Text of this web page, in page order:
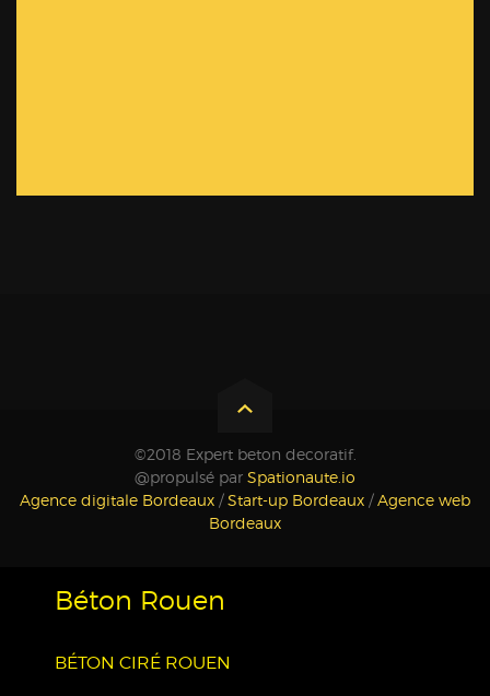
©2018 Expert beton decoratif.
@propulsé par Spationaute.io
Agence digitale Bordeaux /Start-up Bordeaux /Agence web
Bordeaux
Béton Rouen
BÉTON CIRÉ ROUEN